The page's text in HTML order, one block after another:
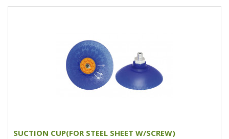
SUCTION CUP(FOR STEEL SHEET W/SCREW)